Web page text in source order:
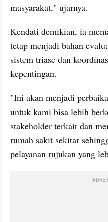
masyarakat," ujarnya.
Kendati demikian, ia
tetap menjadi bahan
sistem triase dan
kepentingan.
"Ini akan menjadi
untuk kami bisa lebih
stakeholder terkait dan
rumah sakit sekitar
pelayanan rujukan yang